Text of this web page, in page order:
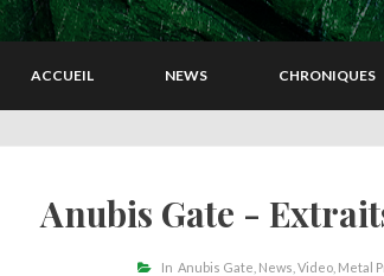
ACCUEIL NEWS CHRONIQUES
Anubis Gate -
In Anubis Gate News Video Metal